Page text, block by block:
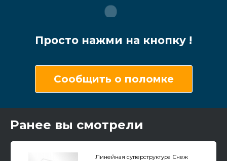
Просто нажми на кнопку !
Сообщить о поломке
Ранее вы смотрели
Линейная суперструктура Снеж